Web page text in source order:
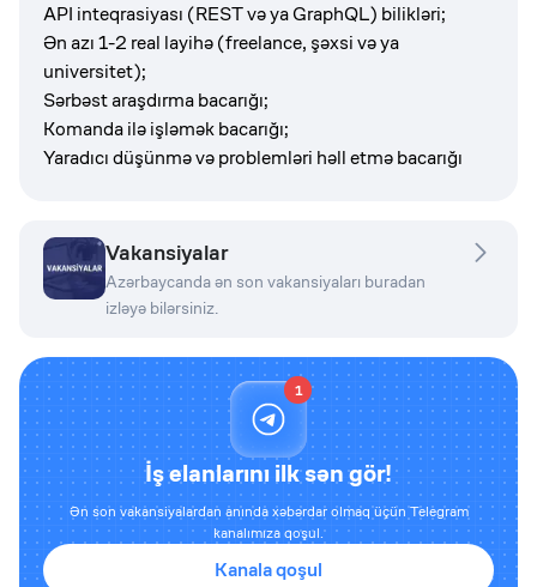
API inteqrasiyası (REST və ya GraphQL) bilikləri;
Ən azı 1-2 real layihə (freelance, şəxsi və ya
universitet);
Sərbəst araşdırma bacarığı;
Komanda ilə işləmək bacarığı;
Yaradıcı düşünmə və problemləri həll etmə bacarığı
Vakansiyalar
Azərbaycanda ən son vakansiyaları buradan
izləyə bilərsiniz.
1
İş elanlarını ilk sən gör!
Ən son vakansiyalardan anında xəbərdar olmaq üçün Telegram
kanalımıza qoşul.
Kanala qoşul